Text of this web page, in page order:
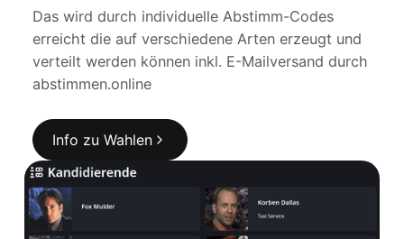
Das wird durch individuelle Abstimm-Codes
erreicht die auf verschiedene Arten erzeugt und
verteilt werden können inkl. E-Mailversand durch
abstimmen.online
Info zu Wahlen